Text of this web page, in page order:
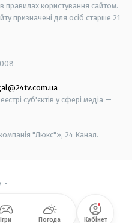
користування сайтом.
призначені для осіб старше 21
суб'єктів у сфері медіа —
"Люкс"», 24 Канал.
-
Ігри Погода Кабінет